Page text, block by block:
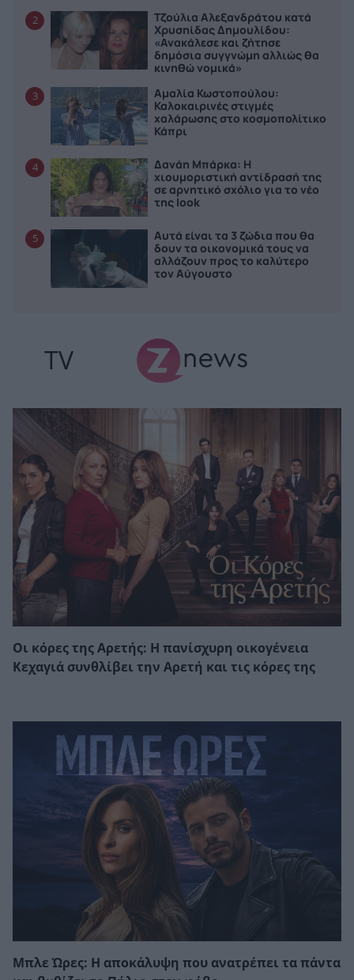
2
Τζούλια Αλεξανδράτου κατά
Χρυσηίδας Δημουλίδου:
«Ανακάλεσε και ζήτησε
δημόσια συγγνώμη αλλιώς θα
κινηθώ νομικά»
3
Αμαλία Κωστοπούλου:
Καλοκαιρινές στιγμές
χαλάρωσης στο κοσμοπολίτικο
Κάπρι
4
Δανάη Μπάρκα: Η
χιουμοριστική αντίδρασή της
σε αρνητικό σχόλιο για το νέο
της look
5
Αυτά είναι τα 3 ζώδια που θα
δουν τα οικονομικά τους να
αλλάζουν προς το καλύτερο
τον Αύγουστο
TV
Οι κόρες της Αρετής: Η πανίσχυρη οικογένεια
Κεχαγιά συνθλίβει την Αρετή και τις κόρες της
Μπλε Ώρες: Η αποκάλυψη που ανατρέπει τα πάντα